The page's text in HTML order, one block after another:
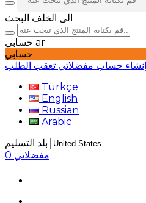
الى الخلف البحث
ar
حسابي
إنشاء حساب مفضلاتي تعقب الطلب
Türkçe
English
Russian
Arabic
بلد التسليم
مفضلاتي 0